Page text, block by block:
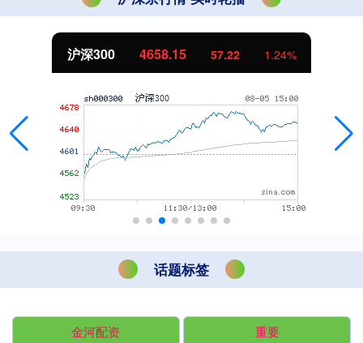
沪深300 4658.15 57.22 1.24%
话题标签
金河配资 重要